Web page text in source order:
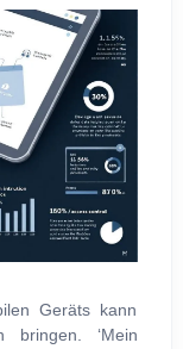
Geräts kann
bringen. ‘Mein